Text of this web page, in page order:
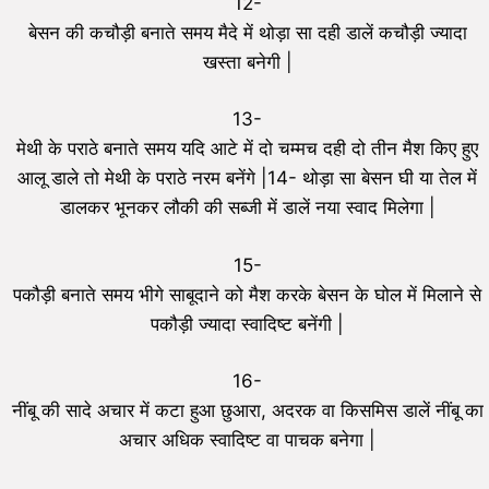
बेसन की कचौड़ी बनाते समय मैदे में थोड़ा सा दही डालें कचौड़ी ज्यादा
खस्ता बनेगी |
13-
मेथी के पराठे बनाते समय यदि आटे में दो चम्मच दही दो तीन मैश किए हुए
आलू डाले तो मेथी के पराठे नरम बनेंगे |14- थोड़ा सा बेसन घी या तेल में
डालकर भूनकर लौकी की सब्जी में डालें नया स्वाद मिलेगा |
15-
पकौड़ी बनाते समय भीगे साबूदाने को मैश करके बेसन के घोल में मिलाने से
पकौड़ी ज्यादा स्वादिष्ट बनेंगी |
16-
नींबू की सादे अचार में कटा हुआ छुआरा, अदरक वा किसमिस डालें नींबू का
अचार अधिक स्वादिष्ट वा पाचक बनेगा |